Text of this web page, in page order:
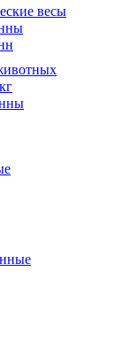
весы